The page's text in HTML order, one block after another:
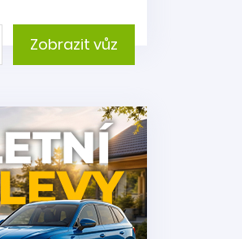
Zobrazit vůz